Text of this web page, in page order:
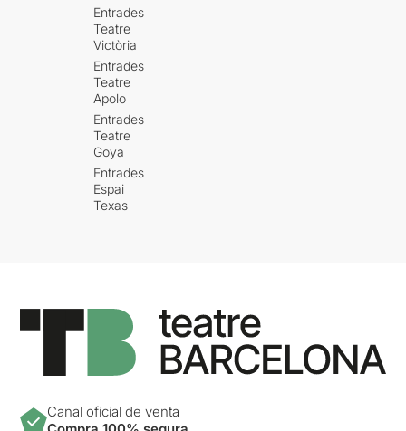
Entrades
Teatre
Victòria
Entrades
Teatre
Apolo
Entrades
Teatre
Goya
Entrades
Espai
Texas
Canal oficial de venta